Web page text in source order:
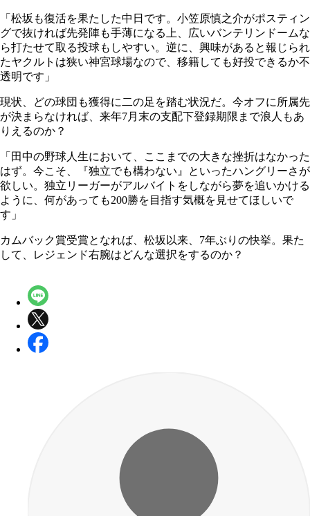
「松坂も復活を果たした中日です。小笠原慎之介がポスティン
グで抜ければ先発陣も手薄になる上、広いバンテリンドームな
ら打たせて取る投球もしやすい。逆に、興味があると報じられ
たヤクルトは狭い神宮球場なので、移籍しても好投できるか不
透明です」
現状、どの球団も獲得に二の足を踏む状況だ。今オフに所属先
が決まらなければ、来年7月末の支配下登録期限まで浪人もあ
りえるのか？
「田中の野球人生において、ここまでの大きな挫折はなかった
はず。今こそ、『独立でも構わない』といったハングリーさが
欲しい。独立リーガーがアルバイトをしながら夢を追いかける
ように、何があっても200勝を目指す気概を見せてほしいで
す」
カムバック賞受賞となれば、松坂以来、7年ぶりの快挙。果た
して、レジェンド右腕はどんな選択をするのか？